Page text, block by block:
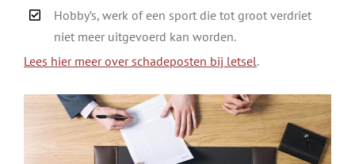
Hobby’s, werk of een sport die tot groot verdriet
niet meer uitgevoerd kan worden.
Lees hier meer over schadeposten bij letsel.